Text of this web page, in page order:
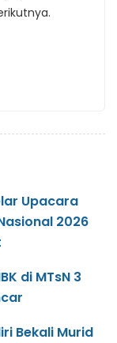
Upacara
2026
di MTsN 3
Bekali Murid